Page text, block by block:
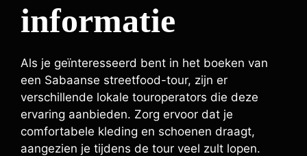
informatie
Als je geïnteresseerd bent in het boeken van
een Sabaanse streetfood-tour, zijn er
verschillende lokale touroperators die deze
ervaring aanbieden. Zorg ervoor dat je
comfortabele kleding en schoenen draagt,
aangezien je tijdens de tour veel zult lopen.